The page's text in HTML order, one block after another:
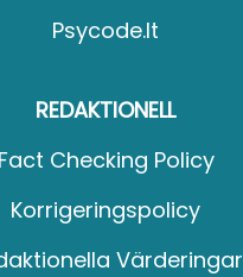
Psycode.it
REDAKTIONELL
Fact Checking Policy
Korrigeringspolicy
Värderingar